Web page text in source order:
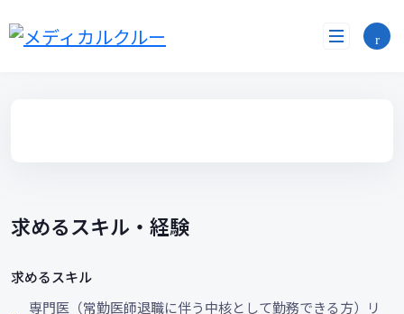
ン
求めるスキル・経験
求めるスキル
専門医（常勤医師退職に伴う中核として勤務できる方）リ